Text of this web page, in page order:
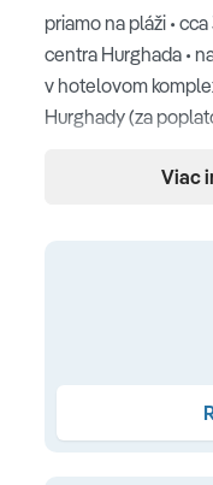
priamo na pláži •
centra Hurghada •
v hotelovom
Hurghady (za
do mora • ležadlá,
športy, potápanie
Viac